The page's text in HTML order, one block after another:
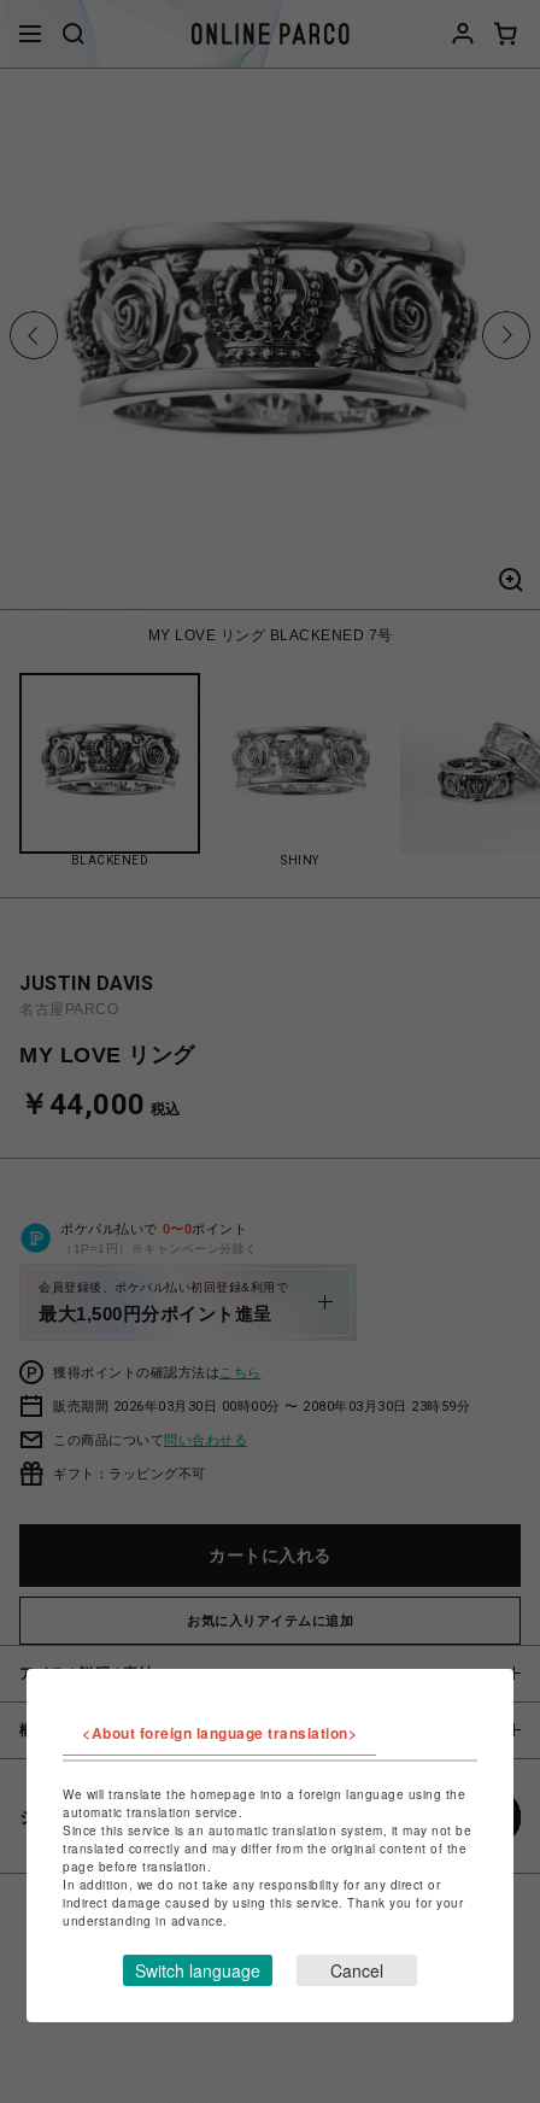
MY LOVE リング BLACKENED 7号
BLACKENED SHINY
JUSTIN DAVIS
名古屋PARCO
MY LOVE リング
￥44,000 税込
ポケパル払いで 0〜0ポイント
（1P=1円）※キャンペーン分除く
会員登録後、ポケパル払い初回登録&利用で
最大1,500円分ポイント進呈
獲得ポイントの確認方法は こちら
販売期間 2026年03月30日 00時00分 〜 2080年03月30日 23時59分
この商品について問い合わせる
ギフト：ラッピング不可
カートに入れる
お気に入りアイテムに追加
アイテム説明 / 素材
概要
シェアする
<About foreign language translation>
We will translate the homepage into a foreign language using the
automatic translation service.
Since this service is an automatic translation system, it may not be
translated correctly and may differ from the original content of the
page before translation.
In addition, we do not take any responsibility for any direct or
indirect damage caused by using this service. Thank you for your
understanding in advance.
Switch language Cancel